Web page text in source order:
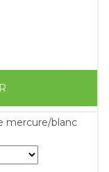
mercure/blanc